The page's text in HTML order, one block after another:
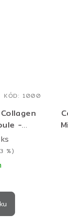
-
- 30 ml
%)
KÓD: 1000